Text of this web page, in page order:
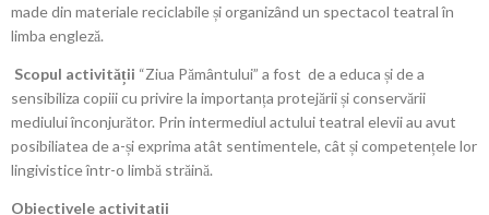
made din materiale reciclabile și organizând un spectacol teatral în
limba engleză.
Scopul activității “Ziua Pământului” a fost de a educa și de a
sensibiliza copiii cu privire la importanța protejării și conservării
mediului înconjurător. Prin intermediul actului teatral elevii au avut
posibiliatea de a-și exprima atât sentimentele, cât și competențele lor
lingivistice într-o limbă străină.
Obiectivele activitații